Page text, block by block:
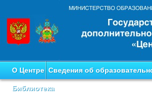
О Центре Сведения об
Библиотека